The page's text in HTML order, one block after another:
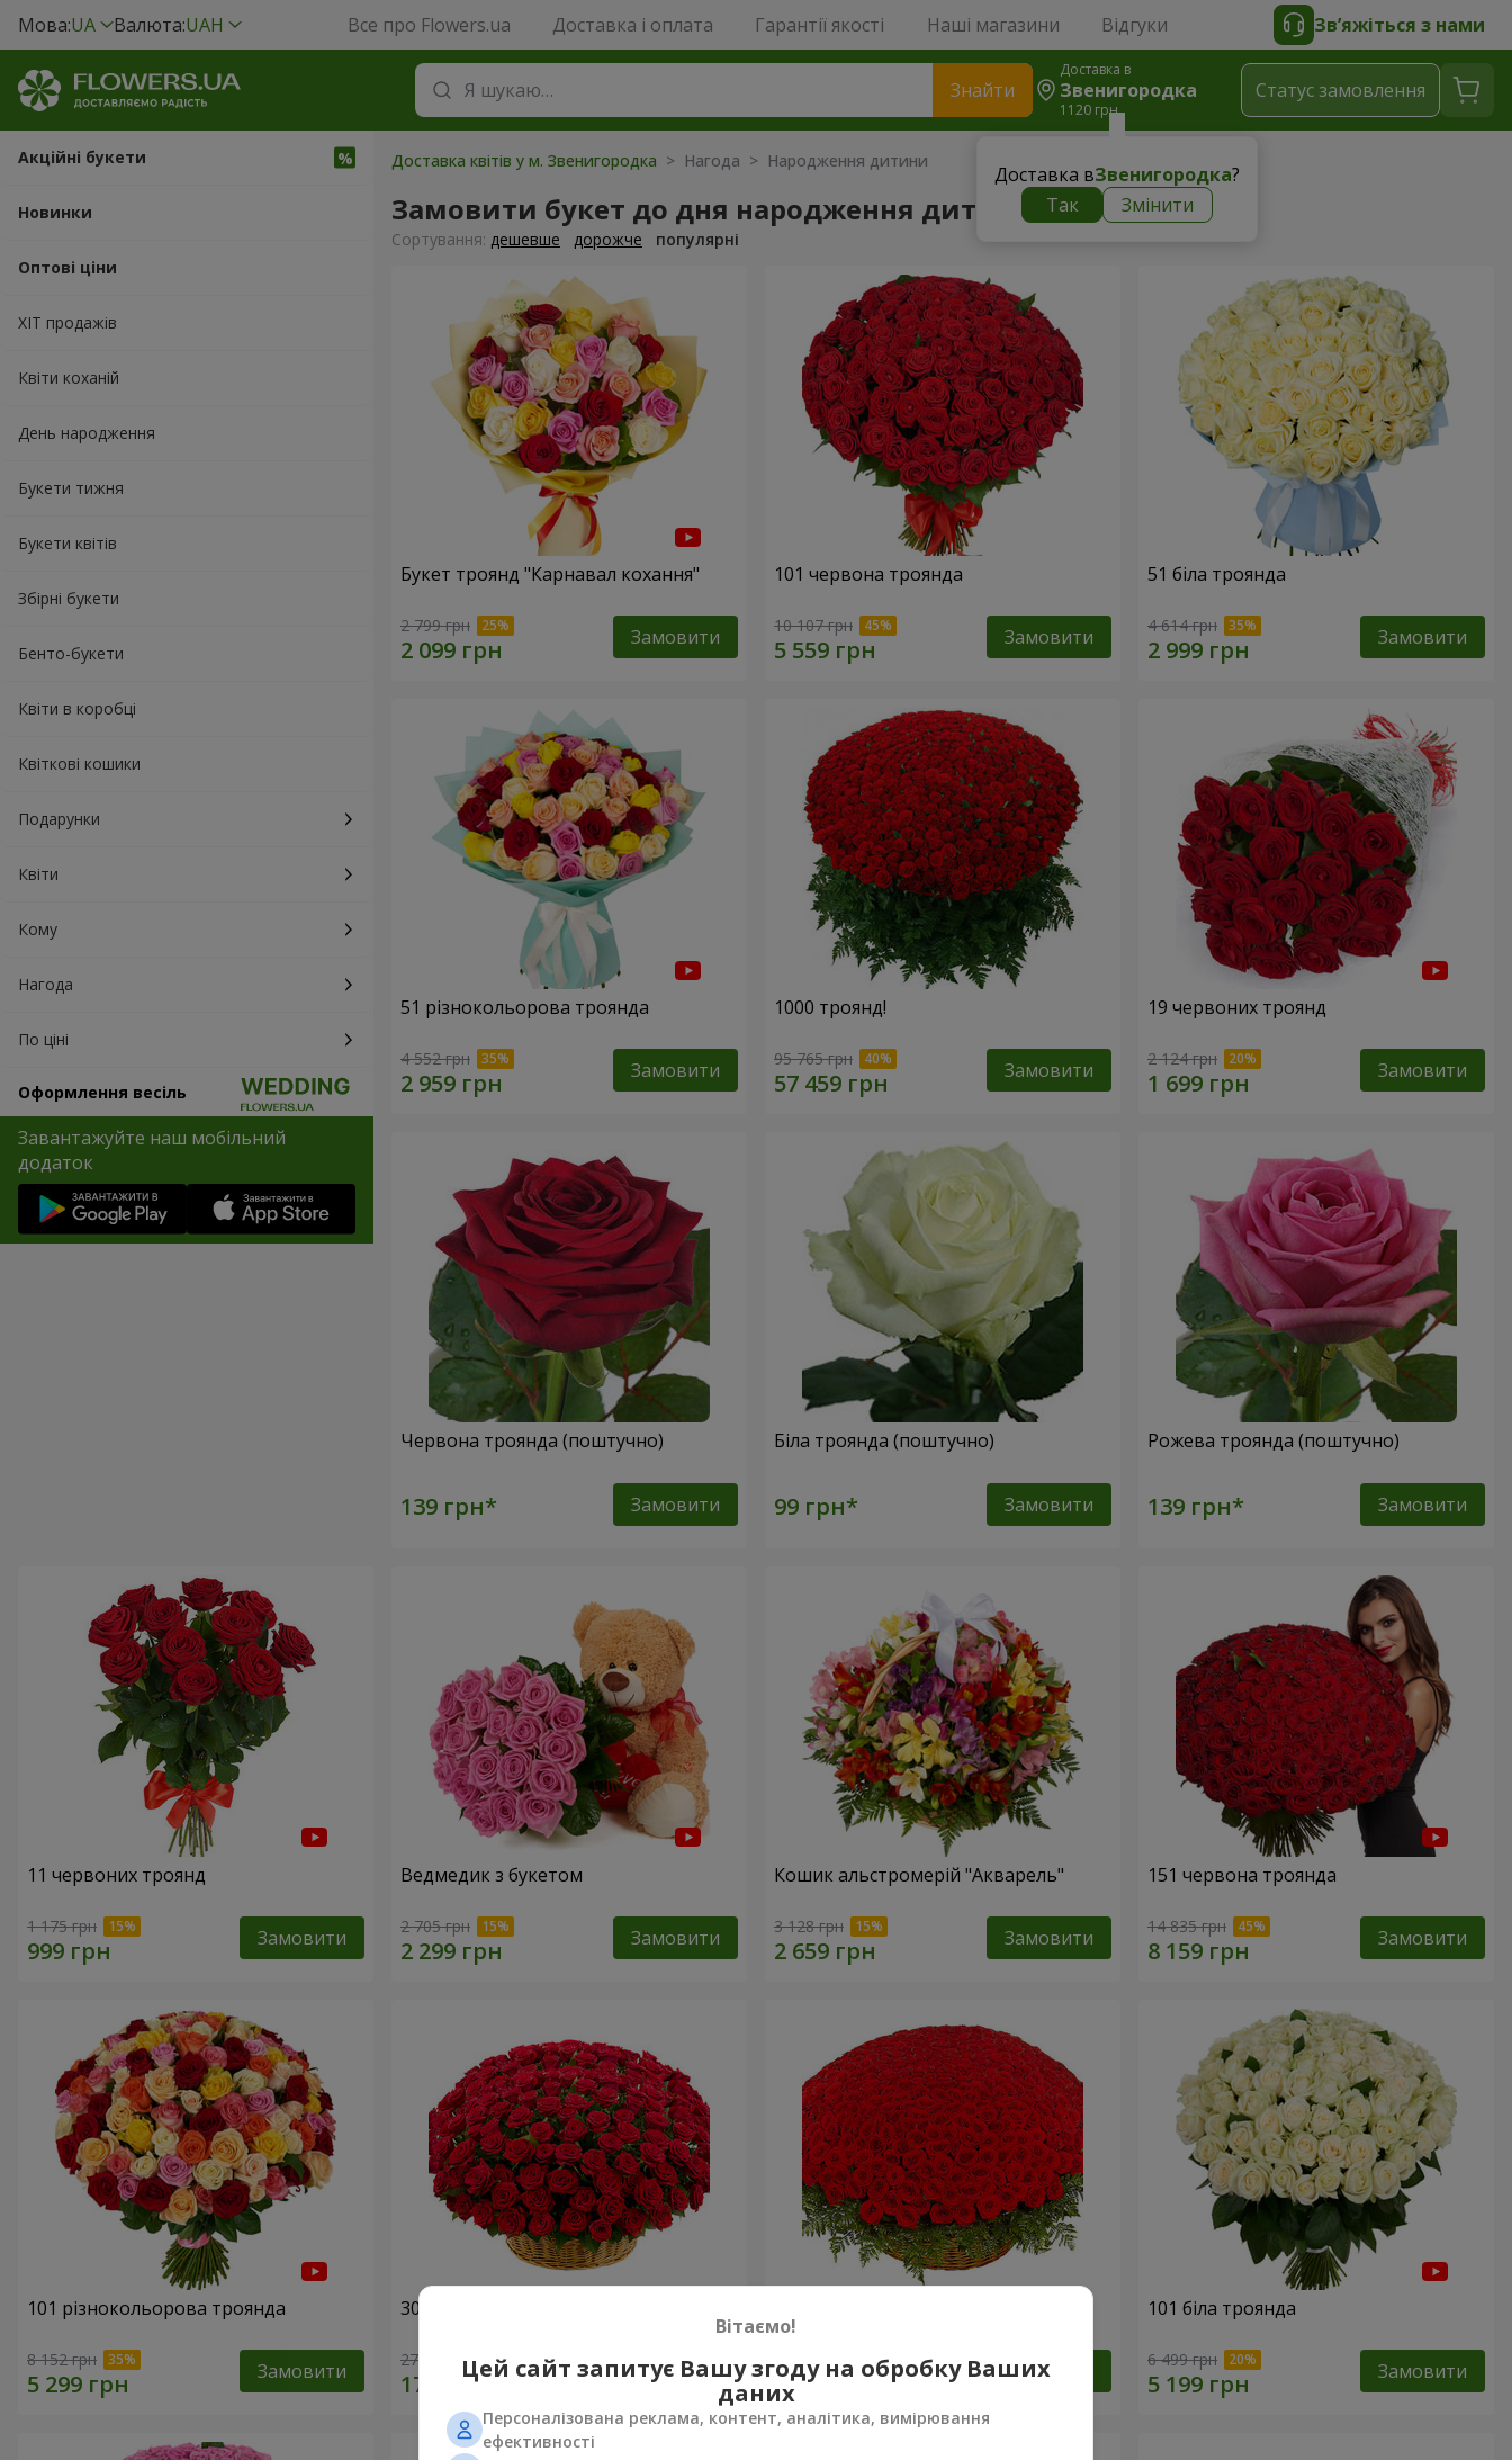
Мова:UA Валюта:UAH Все про Flowers.ua Доставка і оплата Гарантії якості Наші магазини Відгуки Зв’яжіться з нами
Знайти
Доставка в
Звенигородка
1120 грн
Доставка вЗвенигородка?
Так
Змінити
Статус замовлення
Акційні букети
Новинки
Оптові ціни
ХІТ продажів
Квіти коханій
День народження
Букети тижня
Букети квітів
Збірні букети
Бенто-букети
Квіти в коробці
Квіткові кошики
Подарунки
Квіти
Кому
Нагода
По ціні
Оформлення весіль
Завантажуйте наш мобільний
додаток
Доставка квітів у м. Звенигородка > Нагода > Народження дитини
Замовити букет до дня народження дитини
Сортування: дешевше дорожче популярні
Букет троянд "Карнавал кохання"
2 799 грн Замовити
101 червона троянда
10 107 грн Замовити
51 біла троянда
4 614 грн Замовити
51 різнокольорова троянда
4 552 грн Замовити
1000 троянд!
95 765 грн Замовити
19 червоних троянд
2 124 грн Замовити
Червона троянда (поштучно)
Замовити
Біла троянда (поштучно)
Замовити
Рожева троянда (поштучно)
Замовити
11 червоних троянд
1 175 грн Замовити
Ведмедик з букетом
2 705 грн Замовити
Кошик альстромерій "Акварель"
3 128 грн Замовити
151 червона троянда
14 835 грн Замовити
101 різнокольорова троянда
8 152 грн Замовити
301 червона троянда
27 537 грн Замовити 55 380 грн Замовити
101 біла троянда
6 499 грн Замовити
Вітаємо!
Цей сайт запитує Вашу згоду на обробку Ваших
даних
Персоналізована реклама, контент, аналітика, вимірювання
ефективності